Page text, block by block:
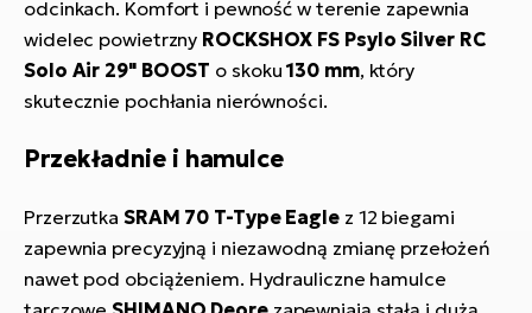
odcinkach. Komfort i pewność w terenie zapewnia
widelec powietrzny ROCKSHOX FS Psylo Silver RC
Solo Air 29" BOOST o skoku130 mm, który
skutecznie pochłania nierówności.
Przekładnie i hamulce
Przerzutka SRAM 70 T-Type Eaglez 12 biegami
zapewnia precyzyjną i niezawodną zmianę przełożeń
nawet pod obciążeniem. Hydrauliczne hamulce